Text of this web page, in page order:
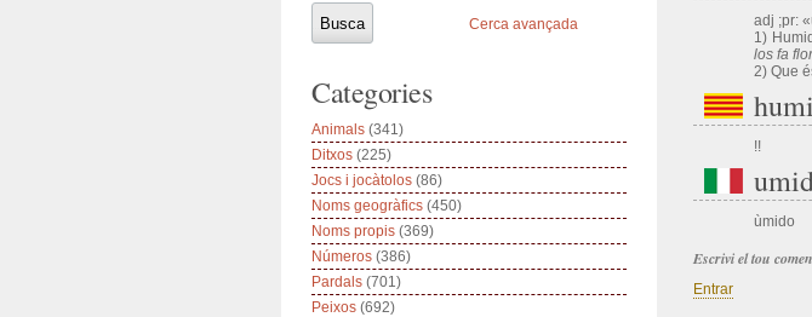
adj ;pr:
1)
los fa
2) Que
!!
ùmido
Escrivi el tou
Entrar
Cerca avançada
Categories
Animals (341)
Ditxos (225)
Jocs i jocàtolos (86)
Noms geogràfics (450)
Noms propis (369)
Números (386)
Pardals (701)
Peixos (692)